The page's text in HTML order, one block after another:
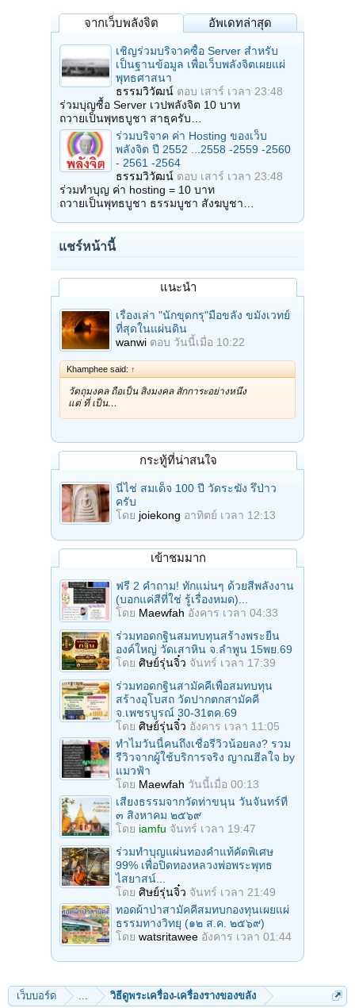
จากเว็บพลังจิต อัพเดทล่าสุด
เชิญร่วมบริจาคซื้อ Server สำหรับ
เป็นฐานข้อมูล เพื่อเว็บพลังจิตเผยแผ่
พุทธศาสนา
ธรรมวิวัฒน์ ตอบ เสาร์ เวลา 23:48
ร่วมบุญซื้อ Server เวปพลังจิต 10 บาท
ถวายเป็นพุทธบูชา สาธุครับ…
ร่วมบริจาค ค่า Hosting ของเว็บ
พลังจิต ปี 2552 ...2558 -2559 -2560
- 2561 -2564
ธรรมวิวัฒน์ ตอบ เสาร์ เวลา 23:48
ร่วมทำบุญ ค่า hosting = 10 บาท
ถวายเป็นพุทธบูชา ธรรมบูชา สังฆบูชา…
แชร์หน้านี้
แนะนำ
เรื่องเล่า "นักขุดกรุ"มือขลัง ขมังเวทย์
ที่สุดในแผ่นดิน
wanwi ตอบ วันนี้เมื่อ 10:22
Khamphee said: ↑
วัตถุมงคล ถือเป็น สิ่งมงคล สักการะอย่างหนึ่ง
แต่ ที่ เป็น…
กระทู้ที่น่าสนใจ
นี่ไช่ สมเด็จ 100 ปี วัดระฆัง รึป่าว
ครับ
โดย joiekong อาทิตย์ เวลา 12:13
เข้าชมมาก
ฟรี 2 คำถาม! ทักแม่นๆ ด้วยสีพลังงาน
(บอกแค่สีที่ใช่ รู้เรื่องหมด)...
โดย Maewfah อังคาร เวลา 04:33
ร่วมทอดกฐินสมทบทุนสร้างพระยืน
องค์ใหญ่ วัดเสาหิน จ.ลําพูน 15พย.69
โดย ศิษย์รุ่นจิ๋ว จันทร์ เวลา 17:39
ร่วมทอดกฐินสามัคคีเพื่อสมทบทุน
สร้างอุโบสถ วัดปากตกสามัคคี
จ.เพชรบูรณ์ 30-31ตค.69
โดย ศิษย์รุ่นจิ๋ว อังคาร เวลา 11:05
ทำไมวันนี้คนถึงเชื่อรีวิวน้อยลง? รวม
รีวิวจากผู้ใช้บริการจริง ญาณฮีลใจ by
แมวฟ้า
โดย Maewfah วันนี้เมื่อ 00:13
เสียงธรรมจากวัดท่าขนุน วันจันทร์ที่
๓ สิงหาคม ๒๕๖๙
โดย iamfu จันทร์ เวลา 19:47
ร่วมทําบุญแผ่นทองคำแท้คัดพิเศษ
99% เพื่อปิดทองหลวงพ่อพระพุทธ
ไสยาสน์...
โดย ศิษย์รุ่นจิ๋ว จันทร์ เวลา 21:49
ทอดผ้าป่าสามัคคีสมทบกองทุนเผยแผ่
ธรรมทางวิทยุ (๑๒ ส.ค. ๒๕๖๙)
โดย watsritawee อังคาร เวลา 01:44
เว็บบอร์ด ... วิธีดูพระเครื่อง-เครื่องรางของขลัง